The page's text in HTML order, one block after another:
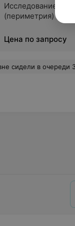
Исследование
(периметрия)
Цена по запросу
а кого нет, не взирая на талоны. Толку от приема ноль, а ведь ехали